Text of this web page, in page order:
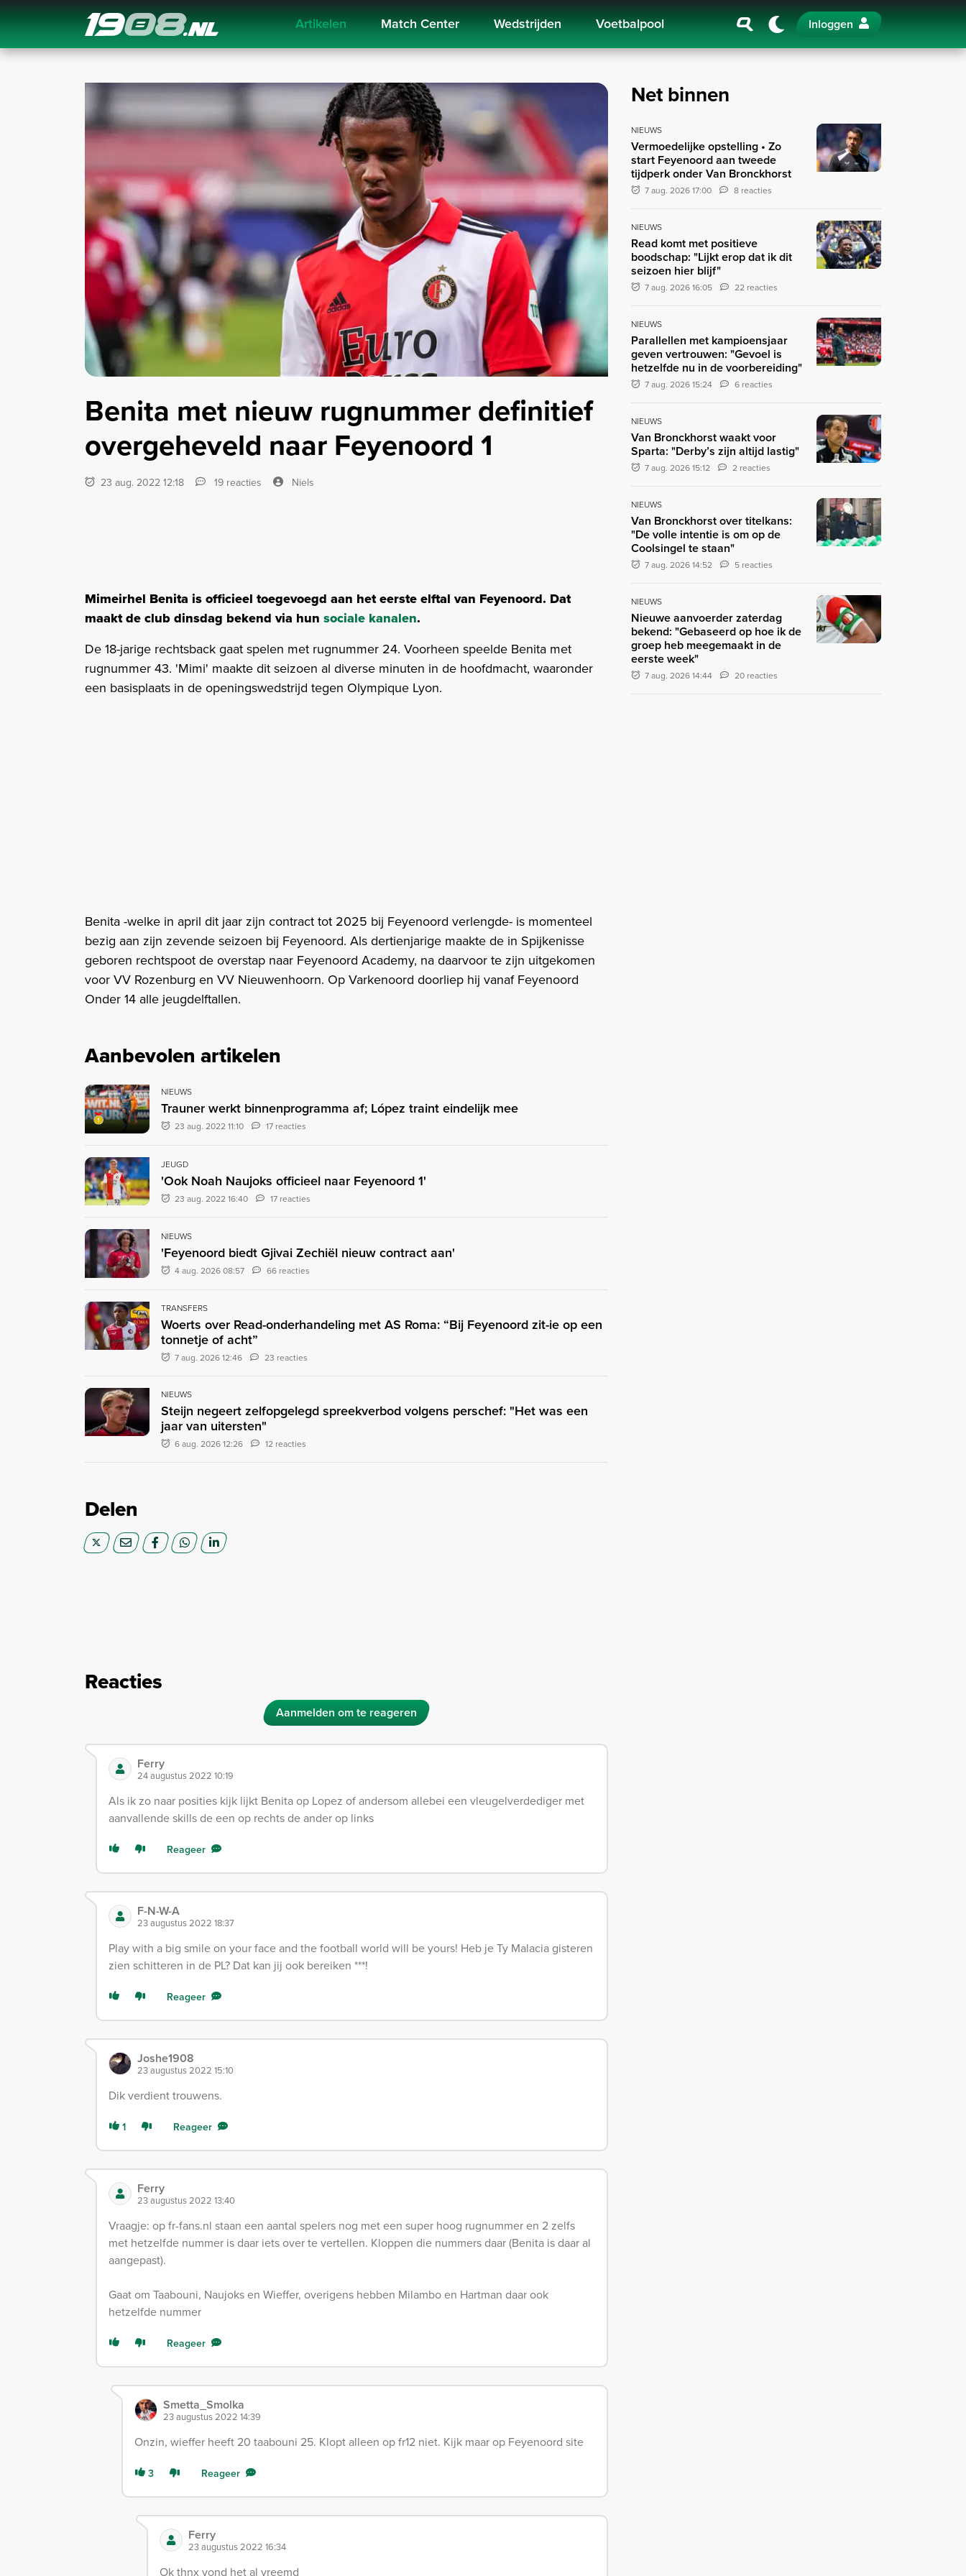
Navigation Artikelen Match Center Wedstrijden Voetbalpool Inloggen
Benita met nieuw rugnummer definitief
overgeheveld naar Feyenoord 1
23 aug. 2022 12:18 19 reacties Niels
Mimeirhel Benita is officieel toegevoegd aan het eerste elftal van Feyenoord. Dat
maakt de club dinsdag bekend via hun sociale kanalen.
De 18-jarige rechtsback gaat spelen met rugnummer 24. Voorheen speelde Benita met
rugnummer 43. 'Mimi' maakte dit seizoen al diverse minuten in de hoofdmacht, waaronder
een basisplaats in de openingswedstrijd tegen Olympique Lyon.
Benita -welke in april dit jaar zijn contract tot 2025 bij Feyenoord verlengde- is momenteel
bezig aan zijn zevende seizoen bij Feyenoord. Als dertienjarige maakte de in Spijkenisse
geboren rechtspoot de overstap naar Feyenoord Academy, na daarvoor te zijn uitgekomen
voor VV Rozenburg en VV Nieuwenhoorn. Op Varkenoord doorliep hij vanaf Feyenoord
Onder 14 alle jeugdelftallen.
Aanbevolen artikelen
NIEUWS
Trauner werkt binnenprogramma af; López traint eindelijk mee
23 aug. 2022 11:10 17 reacties
JEUGD
'Ook Noah Naujoks officieel naar Feyenoord 1'
23 aug. 2022 16:40 17 reacties
NIEUWS
'Feyenoord biedt Gjivai Zechiël nieuw contract aan'
4 aug. 2026 08:57 66 reacties
TRANSFERS
Woerts over Read-onderhandeling met AS Roma: “Bij Feyenoord zit-ie op een
tonnetje of acht”
7 aug. 2026 12:46 23 reacties
NIEUWS
Steijn negeert zelfopgelegd spreekverbod volgens perschef: "Het was een
jaar van uitersten"
6 aug. 2026 12:26 12 reacties
Delen
Reacties
Aanmelden om te reageren
Ferry
24 augustus 2022 10:19
Als ik zo naar posities kijk lijkt Benita op Lopez of andersom allebei een vleugelverdediger met
aanvallende skills de een op rechts de ander op links
Reageer
F-N-W-A
23 augustus 2022 18:37
Play with a big smile on your face and the football world will be yours! Heb je Ty Malacia gisteren
zien schitteren in de PL? Dat kan jij ook bereiken ***!
Reageer
Joshe1908
23 augustus 2022 15:10
Dik verdient trouwens.
1 Reageer
Ferry
23 augustus 2022 13:40
Vraagje: op fr-fans.nl staan een aantal spelers nog met een super hoog rugnummer en 2 zelfs
met hetzelfde nummer is daar iets over te vertellen. Kloppen die nummers daar (Benita is daar al
aangepast).
Gaat om Taabouni, Naujoks en Wieffer, overigens hebben Milambo en Hartman daar ook
hetzelfde nummer
Reageer
Smetta_Smolka
23 augustus 2022 14:39
Onzin, wieffer heeft 20 taabouni 25. Klopt alleen op fr12 niet. Kijk maar op Feyenoord site
3 Reageer
Ferry
23 augustus 2022 16:34
Ok thnx vond het al vreemd
Net binnen
NIEUWS
Vermoedelijke opstelling • Zo
start Feyenoord aan tweede
tijdperk onder Van Bronckhorst
7 aug. 2026 17:00 8 reacties
NIEUWS
Read komt met positieve
boodschap: "Lijkt erop dat ik dit
seizoen hier blijf"
7 aug. 2026 16:05 22 reacties
NIEUWS
Parallellen met kampioensjaar
geven vertrouwen: "Gevoel is
hetzelfde nu in de voorbereiding"
7 aug. 2026 15:24 6 reacties
NIEUWS
Van Bronckhorst waakt voor
Sparta: "Derby’s zijn altijd lastig"
7 aug. 2026 15:12 2 reacties
NIEUWS
Van Bronckhorst over titelkans:
"De volle intentie is om op de
Coolsingel te staan"
7 aug. 2026 14:52 5 reacties
NIEUWS
Nieuwe aanvoerder zaterdag
bekend: "Gebaseerd op hoe ik de
groep heb meegemaakt in de
eerste week"
7 aug. 2026 14:44 20 reacties